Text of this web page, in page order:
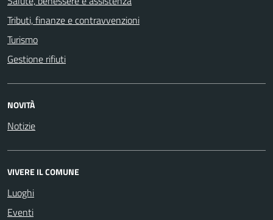
Tributi, finanze e contravvenzioni
Turismo
Gestione rifiuti
NOVITÀ
Notizie
VIVERE IL COMUNE
Luoghi
Eventi